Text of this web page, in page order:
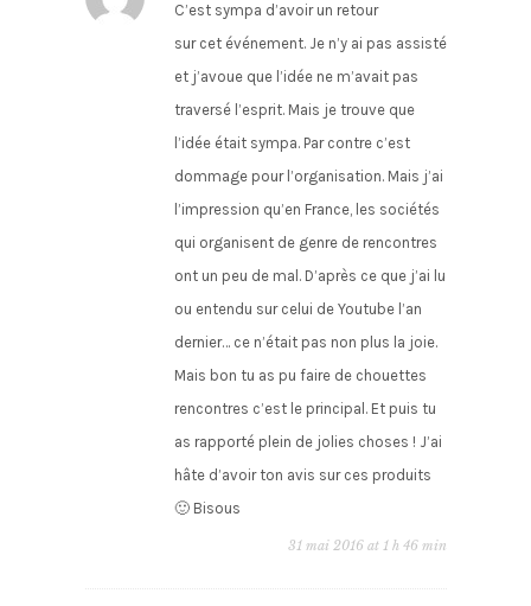
C’est sympa d’avoir un retour
sur cet événement. Je n’y ai pas assisté
et j’avoue que l’idée ne m’avait pas
traversé l’esprit. Mais je trouve que
l’idée était sympa. Par contre c’est
dommage pour l’organisation. Mais j’ai
l’impression qu’en France, les sociétés
qui organisent de genre de rencontres
ont un peu de mal. D’après ce que j’ai lu
ou entendu sur celui de Youtube l’an
dernier… ce n’était pas non plus la joie.
Mais bon tu as pu faire de chouettes
rencontres c’est le principal. Et puis tu
as rapporté plein de jolies choses ! J’ai
hâte d’avoir ton avis sur ces produits
🙂 Bisous
31 mai 2016 at 1 h 46 min